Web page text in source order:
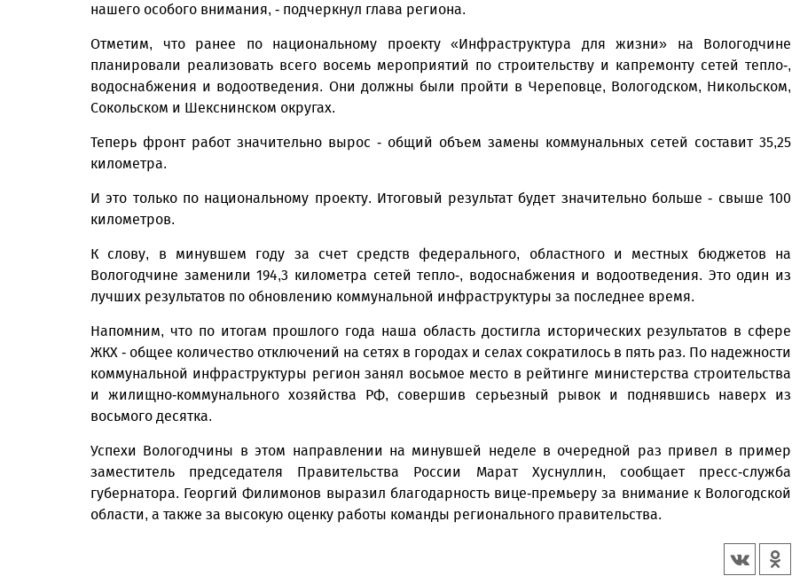
нашего особого внимания, - подчерк­нул глава региона.
Отметим, что ранее по национальному проекту «Инфраструктура для жизни» на Вологодчине
планировали реализовать всего восемь мероприятий по строительству и капремонту сетей тепло-,
водоснабжения и водоотведения. Они должны были пройти в Череповце, Вологодском, Никольском,
Сокольском и Шекснинском округах.
Теперь фронт работ значительно вырос - общий объем замены коммунальных сетей составит 35,25
километра.
И это только по национальному проекту. Итоговый результат будет значительно больше - свыше 100
километров.
К слову, в минувшем году за счет средств федерального, областного и местных бюджетов на
Вологодчине заменили 194,3 километра сетей тепло-, водоснабжения и водоотведения. Это один из
лучших результатов по обновлению коммунальной инфраструктуры за последнее время.
Напомним, что по итогам прошлого года наша область достигла исторических результатов в сфере
ЖКХ - общее количество отключений на сетях в городах и селах сократилось в пять раз. По надежности
коммунальной инфраструктуры регион занял восьмое место в рейтинге министерства строительства
и жилищно-коммунального хозяйства РФ, совершив серьезный рывок и поднявшись наверх из
восьмого десятка.
Успехи Вологодчины в этом направлении на минувшей неделе в очередной раз привел в пример
заместитель председателя Правительства России Марат Хуснуллин, сообщает пресс-служба
губернатора. Георгий Филимонов выразил благодарность вице-премьеру за внимание к Вологодской
области, а также за высокую оценку работы команды регионального правительства.